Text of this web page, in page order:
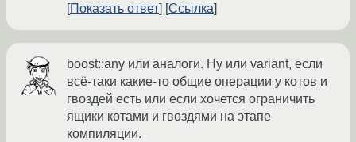
Показать ответ Ссылка
boost::any или аналоги. Ну или variant, если
всё-таки какие-то общие операции у котов и
гвоздей есть или если хочется ограничить
ящики котами и гвоздями на этапе
компиляции.